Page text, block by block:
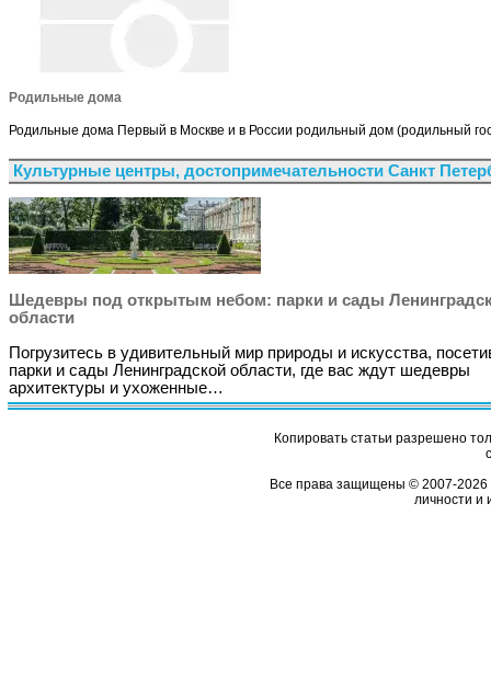
Родильные дома
Родильные дома Первый в Москве и в России родильный дом (родильный
Культурные центры, достопримечательности Санкт
Шедевры под открытым небом: парки и сады
области
Погрузитесь в удивительный мир природы и искусства,
парки и сады Ленинградской области, где вас ждут шедевры
архитектуры и ухоженные…
Копировать статьи разрешено
Все права защищены © 2007-2026
личности и